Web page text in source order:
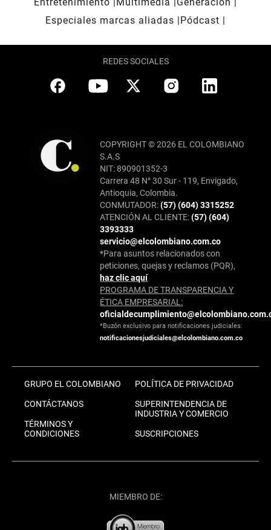
Especiales marcas aliadas
Pódcast
REDES SOCIALES
COPYRIGHT © 2026 EL COLOMBIANO
S.A.S
NIT: 890901352-3
Carrera 48 N° 30 Sur - 119, Envigado,
Antioquia, Colombia.
CONMUTADOR:(57) (604) 3315252
ATENCIÓN AL CLIENTE:(57) (604)
3393333
servicio@elcolombiano.com.co
*Para asuntos relacionados con
peticiones, quejas y reclamos (PQR),
haz clic aquí
PROGRAMA DE TRANSPARENCIA Y
ÉTICA EMPRESARIAL:
*Buzón exclusivo para notificaciones judiciales:
notificacionesjudiciales@elcolombiano.com.co
GRUPO EL COLOMBIANO
CONTÁCTANOS
TÉRMINOS Y
CONDICIONES
POLÍTICA DE PRIVACIDAD
SUPERINTENDENCIA DE
INDUSTRIA Y COMERCIO
SUSCRIPCIONES
MIEMBRO DE: